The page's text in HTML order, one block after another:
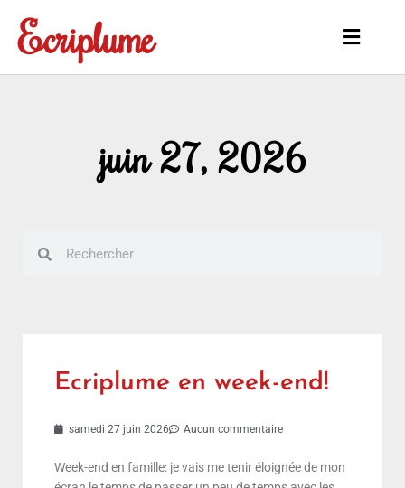
contenu
Ecriplume
Main
juin 27, 2026
Ecriplume en week-end!
samedi 27 juin 2026 Aucun commentaire
Week-end en famille: je vais me tenir éloignée de mon